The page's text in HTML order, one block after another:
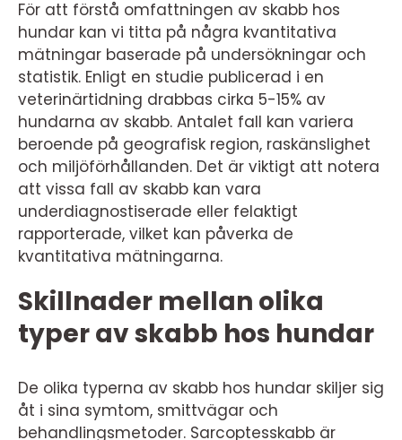
För att förstå omfattningen av skabb hos
hundar kan vi titta på några kvantitativa
mätningar baserade på undersökningar och
statistik. Enligt en studie publicerad i en
veterinärtidning drabbas cirka 5-15% av
hundarna av skabb. Antalet fall kan variera
beroende på geografisk region, raskänslighet
och miljöförhållanden. Det är viktigt att notera
att vissa fall av skabb kan vara
underdiagnostiserade eller felaktigt
rapporterade, vilket kan påverka de
kvantitativa mätningarna.
Skillnader mellan olika
typer av skabb hos hundar
De olika typerna av skabb hos hundar skiljer sig
åt i sina symtom, smittvägar och
behandlingsmetoder. Sarcoptesskabb är